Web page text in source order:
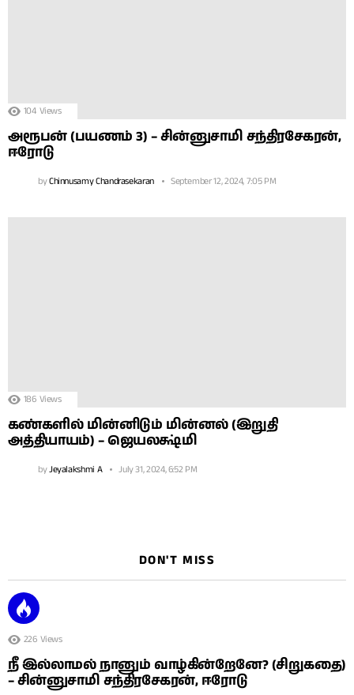
104 Views
அரூபன் (பயணம் 3) – சின்னுசாமி சந்திரசேகரன்,
ஈரோடு
byChinnusamy Chandrasekaran September 12, 2024, 7:05 PM
186 Views
கண்களில் மின்னிடும் மின்னல் (இறுதி
அத்தியாயம்) – ஜெயலக்ஷ்மி
byJeyalakshmi A July 31, 2024, 6:52 PM
DON'T MISS
226 Views
நீ இல்லாமல் நானும் வாழ்கின்றேனே? (சிறுகதை)
– சின்னுசாமி சந்திரசேகரன், ஈரோடு